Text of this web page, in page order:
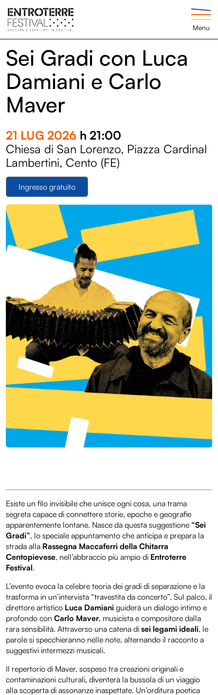
Menu
Sei Gradi con Luca
Damiani e Carlo
Maver
21 LUG 2026 h 21:00
Chiesa di San Lorenzo, Piazza Cardinal
Lambertini, Cento (FE)
Ingresso gratuito
Esiste un filo invisibile che unisce ogni cosa, una trama
segreta capace di connettere storie, epoche e geografie
apparentemente lontane. Nasce da questa suggestione “Sei
Gradi”, lo speciale appuntamento che anticipa e prepara la
strada alla Rassegna Maccaferri della Chitarra
Centopievese, nell’abbraccio più ampio di Entroterre
Festival.
L’evento evoca la celebre teoria dei gradi di separazione e la
trasforma in un’intervista “travestita da concerto”. Sul palco, il
direttore artistico Luca Damiani guiderà un dialogo intimo e
profondo con Carlo Maver, musicista e compositore dalla
rara sensibilità. Attraverso una catena di sei legami ideali, le
parole si specchieranno nelle note, alternando il racconto a
suggestivi intermezzi musicali.
Il repertorio di Maver, sospeso tra creazioni originali e
contaminazioni culturali, diventerà la bussola di un viaggio
alla scoperta di assonanze inaspettate. Un’orditura poetica